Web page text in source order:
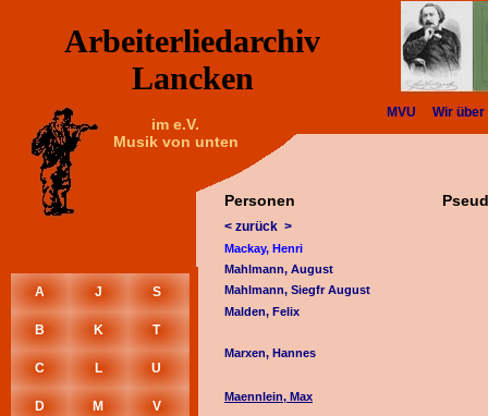
MVU Wir über
Arbeiterliedarchiv
Lancken
im e.V.
Musik von unten
Personen
< zurück >
Mackay, Henri
Mahlmann, August
Mahlmann, Siegfr August
Malden, Felix
Marxen, Hannes
Maennlein, Max
A J S
B K T
C L U
D M V